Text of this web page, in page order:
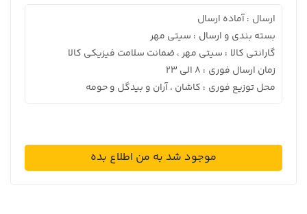
ارسال : آماده ارسال
بسته بندی و ارسال : سیتی مهر
گارانتی کالا : سیتی مهر ، ضمانت سلامت فیزیکی کالا
زمان ارسال فوری : 8 الی 23
محل توزیع فوری : کاشان ، آران و بیدگل و حومه
موجود شد به من اطلاع بده